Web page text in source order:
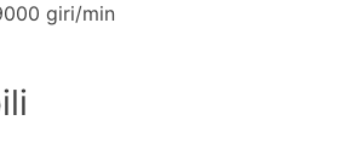
giri/min